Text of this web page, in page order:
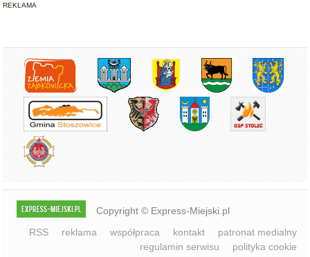
REKLAMA
Copyright © Express-Miejski.pl
RSS
reklama współpraca kontakt
patronat medialny
regulamin serwisu
polityka cookie